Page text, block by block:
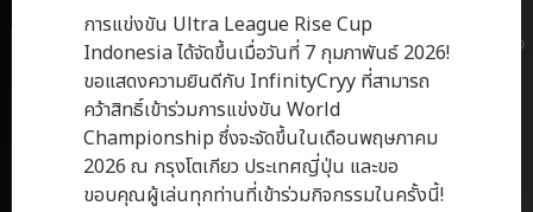
การแข่งขัน Ultra League Rise Cup
Indonesia ได้จัดขึ้นเมื่อวันที่ 7 กุมภาพันธ์ 2026!
ขอแสดงความยินดีกับ InfinityCryy ที่สามารถ
คว้าสิทธิ์เข้าร่วมการแข่งขัน World
Championship ซึ่งจะจัดขึ้นในเดือนพฤษภาคม
2026 ณ กรุงโตเกียว ประเทศญี่ปุ่น และขอ
ขอบคุณผู้เล่นทุกท่านที่เข้าร่วมกิจกรรมในครั้งนี้!